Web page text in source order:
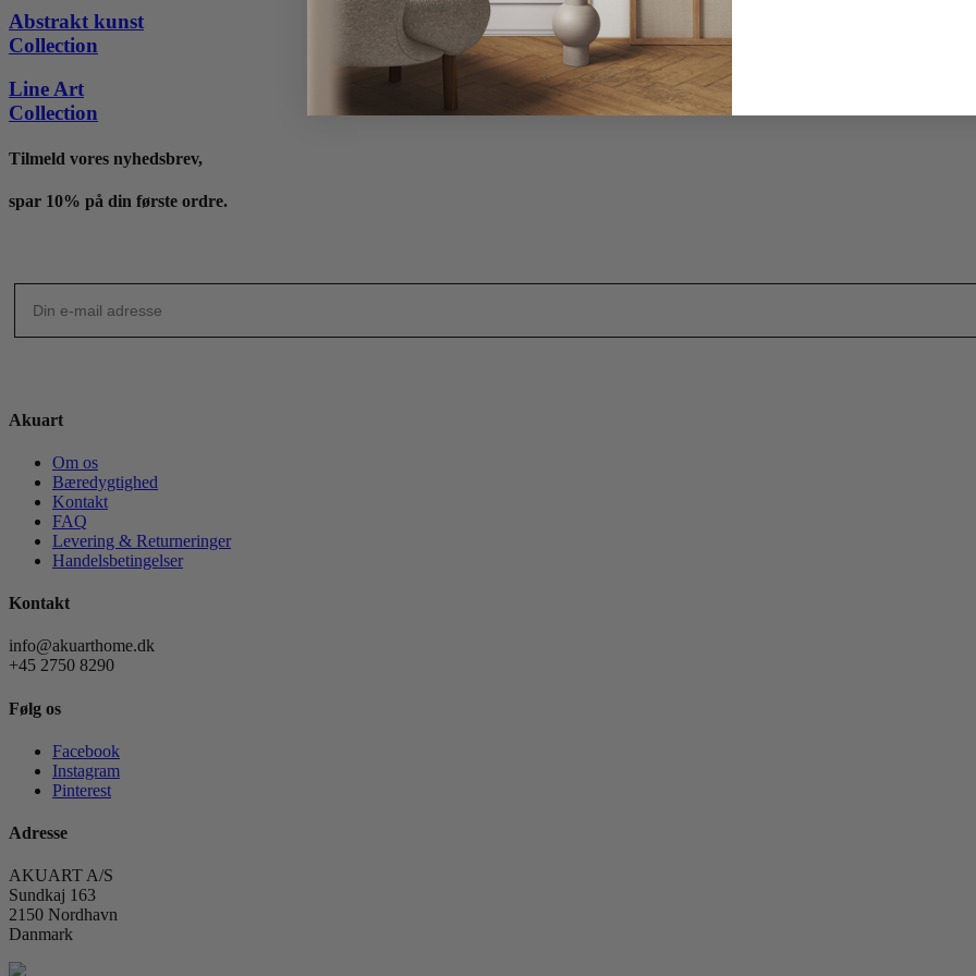
Abstrakt kunst
Collection
Line Art
Collection
Tilmeld vores nyhedsbrev,
spar 10% på din første ordre.
Akuart
Om os
Bæredygtighed
Kontakt
FAQ
Levering & Returneringer
Handelsbetingelser
Kontakt
info@akuarthome.dk
+45 2750 8290
Følg os
Facebook
Instagram
Pinterest
Adresse
AKUART A/S
Sundkaj 163
2150 Nordhavn
Danmark